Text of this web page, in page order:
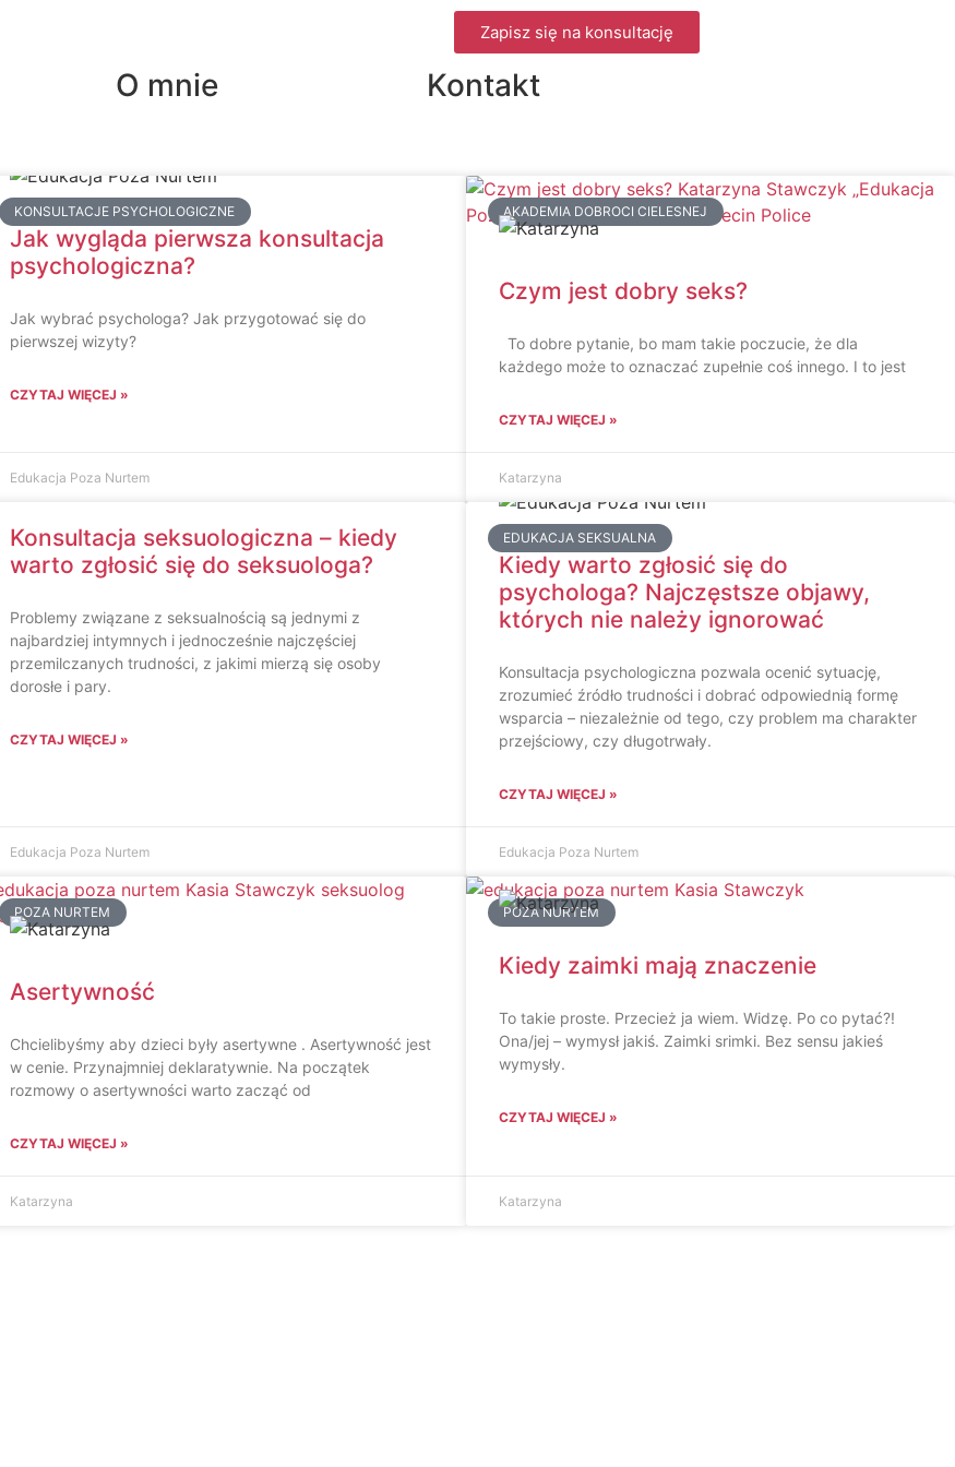
Zapisz się na konsultację
O mnie Kontakt
KONSULTACJE PSYCHOLOGICZNE
Jak wygląda pierwsza konsultacja
psychologiczna?
Jak wybrać psychologa? Jak przygotować się do
pierwszej wizyty?
CZYTAJ WIĘCEJ »
Edukacja Poza Nurtem
AKADEMIA DOBROCI CIELESNEJ
Czym jest dobry seks?
To dobre pytanie, bo mam takie poczucie, że dla
każdego może to oznaczać zupełnie coś innego. I to jest
CZYTAJ WIĘCEJ »
Katarzyna
Konsultacja seksuologiczna – kiedy
warto zgłosić się do seksuologa?
Problemy związane z seksualnością są jednymi z
najbardziej intymnych i jednocześnie najczęściej
przemilczanych trudności, z jakimi mierzą się osoby
dorosłe i pary.
CZYTAJ WIĘCEJ »
Edukacja Poza Nurtem
EDUKACJA SEKSUALNA
Kiedy warto zgłosić się do
psychologa? Najczęstsze objawy,
których nie należy ignorować
Konsultacja psychologiczna pozwala ocenić sytuację,
zrozumieć źródło trudności i dobrać odpowiednią formę
wsparcia – niezależnie od tego, czy problem ma charakter
przejściowy, czy długotrwały.
CZYTAJ WIĘCEJ »
Edukacja Poza Nurtem
POZA NURTEM
Asertywność
Chcielibyśmy aby dzieci były asertywne . Asertywność jest
w cenie. Przynajmniej deklaratywnie. Na początek
rozmowy o asertywności warto zacząć od
CZYTAJ WIĘCEJ »
Katarzyna
POZA NURTEM
Kiedy zaimki mają znaczenie
To takie proste. Przecież ja wiem. Widzę. Po co pytać?!
Ona/jej – wymysł jakiś. Zaimki srimki. Bez sensu jakieś
wymysły.
CZYTAJ WIĘCEJ »
Katarzyna